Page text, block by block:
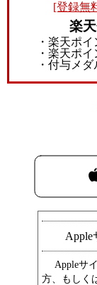
[登録無
楽
・楽天ポ
・楽天ポ
・付与メ
Apple
Appleサ
方、もしく